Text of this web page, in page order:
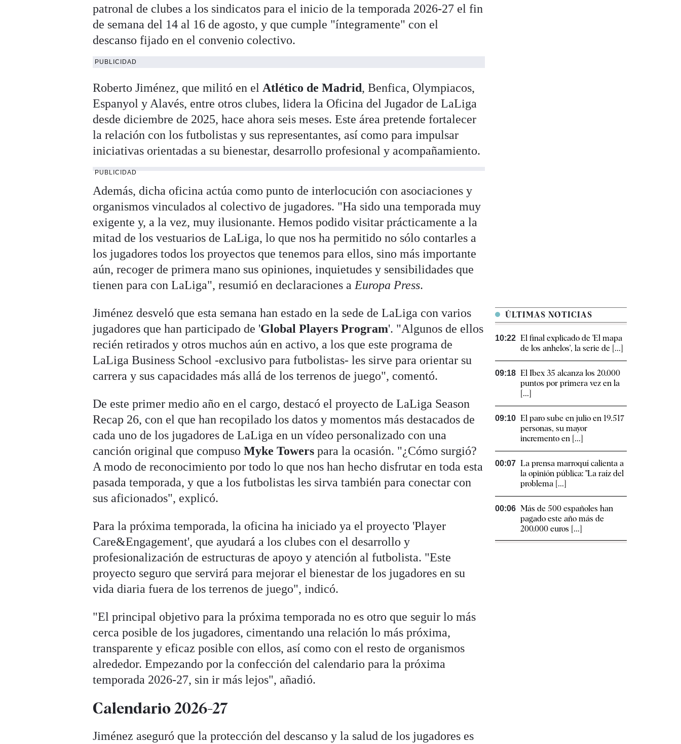
patronal de clubes a los sindicatos para el inicio de la temporada 2026-27 el fin
de semana del 14 al 16 de agosto, y que cumple "íntegramente" con el
descanso fijado en el convenio colectivo.
PUBLICIDAD
Roberto Jiménez, que militó en el Atlético de Madrid, Benfica, Olympiacos,
Espanyol y Alavés, entre otros clubes, lidera la Oficina del Jugador de LaLiga
desde diciembre de 2025, hace ahora seis meses. Este área pretende fortalecer
la relación con los futbolistas y sus representantes, así como para impulsar
iniciativas orientadas a su bienestar, desarrollo profesional y acompañamiento.
PUBLICIDAD
Además, dicha oficina actúa como punto de interlocución con asociaciones y
organismos vinculados al colectivo de jugadores. "Ha sido una temporada muy
exigente y, a la vez, muy ilusionante. Hemos podido visitar prácticamente a la
mitad de los vestuarios de LaLiga, lo que nos ha permitido no sólo contarles a
los jugadores todos los proyectos que tenemos para ellos, sino más importante
aún, recoger de primera mano sus opiniones, inquietudes y sensibilidades que
tienen para con LaLiga", resumió en declaraciones a Europa Press.
Jiménez desveló que esta semana han estado en la sede de LaLiga con varios
jugadores que han participado de 'Global Players Program'. "Algunos de ellos
recién retirados y otros muchos aún en activo, a los que este programa de
LaLiga Business School -exclusivo para futbolistas- les sirve para orientar su
carrera y sus capacidades más allá de los terrenos de juego", comentó.
De este primer medio año en el cargo, destacó el proyecto de LaLiga Season
Recap 26, con el que han recopilado los datos y momentos más destacados de
cada uno de los jugadores de LaLiga en un vídeo personalizado con una
canción original que compusoMyke Towers para la ocasión. "¿Cómo surgió?
A modo de reconocimiento por todo lo que nos han hecho disfrutar en toda esta
pasada temporada, y que a los futbolistas les sirva también para conectar con
sus aficionados", explicó.
Para la próxima temporada, la oficina ha iniciado ya el proyecto 'Player
Care&Engagement', que ayudará a los clubes con el desarrollo y
profesionalización de estructuras de apoyo y atención al futbolista. "Este
proyecto seguro que servirá para mejorar el bienestar de los jugadores en su
vida diaria fuera de los terrenos de juego", indicó.
"El principal objetivo para la próxima temporada no es otro que seguir lo más
cerca posible de los jugadores, cimentando una relación lo más próxima,
transparente y eficaz posible con ellos, así como con el resto de organismos
alrededor. Empezando por la confección del calendario para la próxima
temporada 2026-27, sin ir más lejos", añadió.
Calendario 2026-27
Jiménez aseguró que la protección del descanso y la salud de los jugadores es
ÚLTIMAS NOTICIAS
10:22 El final explicado de 'El mapa
de los anhelos', la serie de [...]
09:18 El Ibex 35 alcanza los 20.000
puntos por primera vez en la
[...]
09:10 El paro sube en julio en 19.517
personas, su mayor
incremento en [...]
00:07 La prensa marroquí calienta a
la opinión pública: "La raíz del
problema [...]
00:06 Más de 500 españoles han
pagado este año más de
200.000 euros [...]